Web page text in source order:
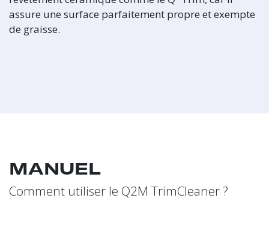
assure une surface parfaitement propre et exempte
de graisse.
MANUEL
Comment utiliser le Q2M TrimCleaner ?